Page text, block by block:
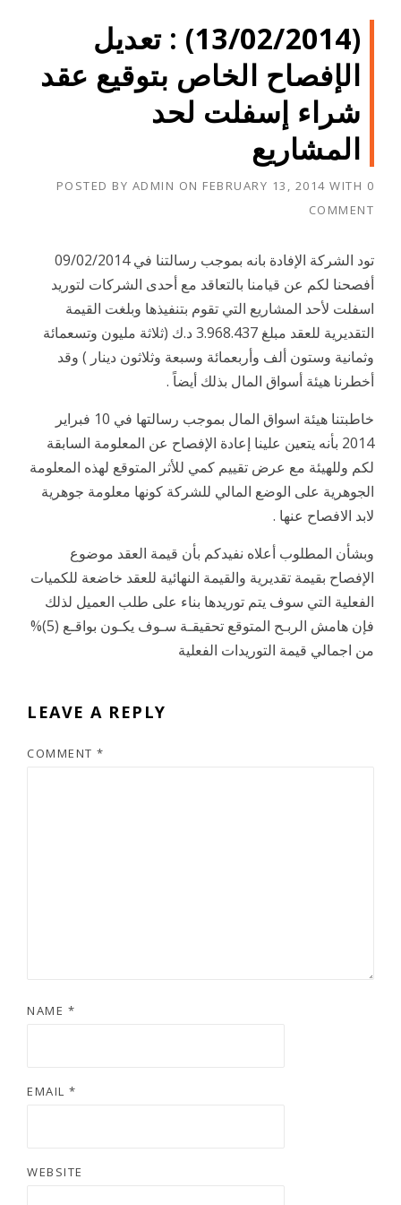
(13/02/2014) : تعديل
الإفصاح الخاص بتوقيع عقد
شراء إسفلت لحد
المشاريع
POSTED BY ADMIN ON FEBRUARY 13, 2014 WITH 0
COMMENT
تود الشركة الإفادة بانه بموجب رسالتنا في 09/02/2014
أفصحنا لكم عن قيامنا بالتعاقد مع أحدى الشركات لتوريد
اسفلت لأحد المشاريع التي تقوم بتنفيذها وبلغت القيمة
التقديرية للعقد مبلغ 3.968.437 د.ك (ثلاثة مليون وتسعمائة
وثمانية وستون ألف وأربعمائة وسبعة وثلاثون دينار ) وقد
أخطرنا هيئة أسواق المال بذلك أيضاً .
خاطبتنا هيئة اسواق المال بموجب رسالتها في 10 فبراير
2014 بأنه يتعين علينا إعادة الإفصاح عن المعلومة السابقة
لكم وللهيئة مع عرض تقييم كمي للأثر المتوقع لهذه المعلومة
الجوهرية على الوضع المالي للشركة كونها معلومة جوهرية
لابد الافصاح عنها .
وبشأن المطلوب أعلاه نفيدكم بأن قيمة العقد موضوع
الإفصاح بقيمة تقديرية والقيمة النهائية للعقد خاضعة للكميات
الفعلية التي سوف يتم توريدها بناء على طلب العميل لذلك
فإن هامش الربـح المتوقع تحقيقـة سـوف يكـون بواقـع (5)%
من اجمالي قيمة التوريدات الفعلية
LEAVE A REPLY
COMMENT *
NAME *
EMAIL *
WEBSITE